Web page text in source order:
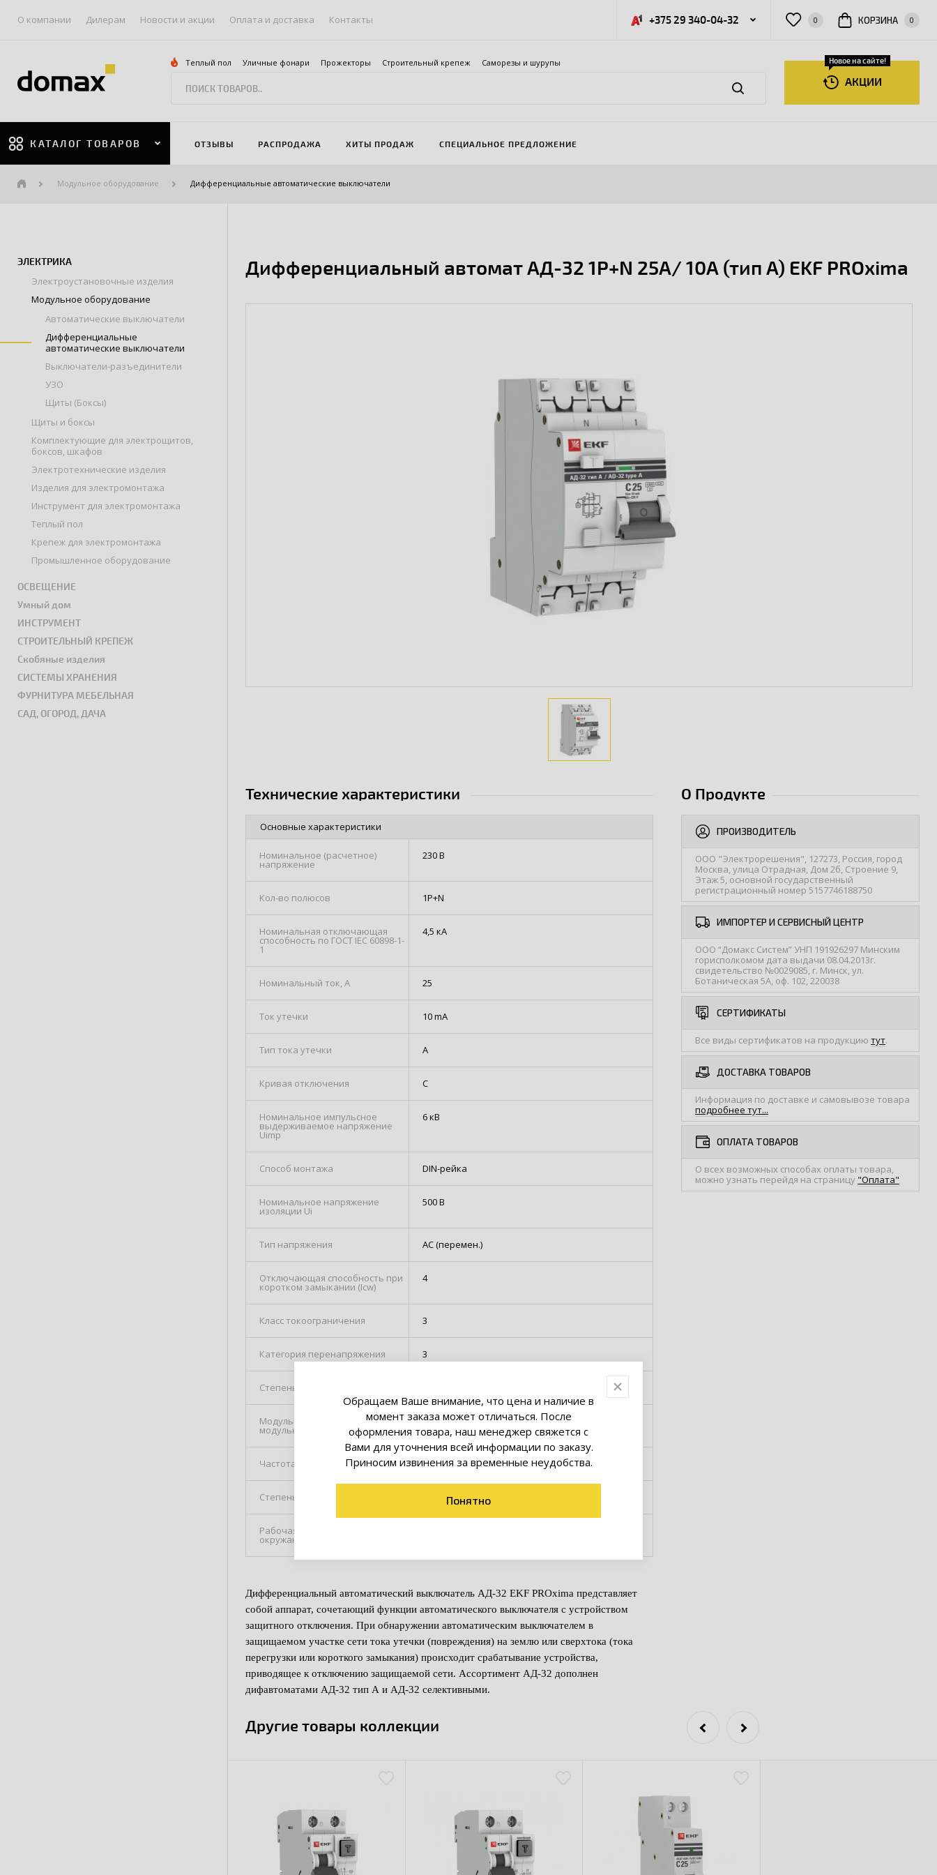
О компании Дилерам Новости и акции Оплата и доставка Контакты +375 29 340-04-32 0 КОРЗИНА 0
Теплый пол Уличные фонари Прожекторы Строительный крепеж Саморезы и шурупы
АКЦИИ
Новое на сайте!
КАТАЛОГ ТОВАРОВ ОТЗЫВЫ РАСПРОДАЖА ХИТЫ ПРОДАЖ СПЕЦИАЛЬНОЕ ПРЕДЛОЖЕНИЕ
Модульное оборудование Дифференциальные автоматические выключатели
ЭЛЕКТРИКА
Электроустановочные изделия
Модульное оборудование
Автоматические выключатели
Дифференциальные
автоматические выключатели
Выключатели-разъединители
УЗО
Щиты (Боксы)
Щиты и боксы
Комплектующие для электрощитов,
боксов, шкафов
Электротехнические изделия
Изделия для электромонтажа
Инструмент для электромонтажа
Теплый пол
Крепеж для электромонтажа
Промышленное оборудование
ОСВЕЩЕНИЕ
Умный дом
ИНСТРУМЕНТ
СТРОИТЕЛЬНЫЙ КРЕПЕЖ
Скобяные изделия
СИСТЕМЫ ХРАНЕНИЯ
ФУРНИТУРА МЕБЕЛЬНАЯ
САД, ОГОРОД, ДАЧА
Дифференциальный автомат АД-32 1P+N 25А/ 10А (тип А) EKF PROxima
Технические характеристики
Основные характеристики
Номинальное (расчетное)
напряжение
230 В
Кол-во полюсов 1P+N
Номинальная отключающая
способность по ГОСТ IEC 60898-1-
1
4,5 кА
Номинальный ток, А 25
Ток утечки 10 mA
Тип тока утечки А
Кривая отключения С
Номинальное импульсное
выдерживаемое напряжение
Uimp
6 кВ
Способ монтажа DIN-рейка
Номинальное напряжение
изоляции Ui
500 В
Тип напряжения AC (перемен.)
Отключающая способность при
коротком замыкании (Icw)
4
Класс токоограничения 3
Категория перенапряжения 3
Степень загрязнения
Модульная ширина (общ. кол-во
модульных расстояний)
2
Частота 50 Гц
Степень защиты (IP)
Рабочая температура
окружающей среды
Дифференциальный автоматический выключатель АД-32 EKF PROxima представляет
собой аппарат, сочетающий функции автоматического выключателя с устройством
защитного отключения. При обнаружении автоматическим выключателем в
защищаемом участке сети тока утечки (повреждения) на землю или сверхтока (тока
перегрузки или короткого замыкания) происходит срабатывание устройства,
приводящее к отключению защищаемой сети. Ассортимент АД-32 дополнен
дифавтоматами АД-32 тип А и АД-32 селективными.
О Продукте
ПРОИЗВОДИТЕЛЬ
ООО "Электрорешения", 127273, Россия, город
Москва, улица Отрадная, Дом 2б, Строение 9,
Этаж 5, основной государственный
регистрационный номер 5157746188750
ИМПОРТЕР И СЕРВИСНЫЙ ЦЕНТР
ООО “Домакс Систем” УНП 191926297 Минским
горисполкомом дата выдачи 08.04.2013г.
свидетельство №0029085, г. Минск, ул.
Ботаническая 5А, оф. 102, 220038
СЕРТИФИКАТЫ
Все виды сертификатов на продукцию тут.
ДОСТАВКА ТОВАРОВ
Информация по доставке и самовывозе товара
подробнее тут...
ОПЛАТА ТОВАРОВ
О всех возможных способах оплаты товара,
можно узнать перейдя на страницу "Оплата"
Другие товары коллекции
Обращаем Ваше внимание, что цена и наличие в
момент заказа может отличаться. После
оформления товара, наш менеджер свяжется с
Вами для уточнения всей информации по заказу.
Приносим извинения за временные неудобства.
Понятно